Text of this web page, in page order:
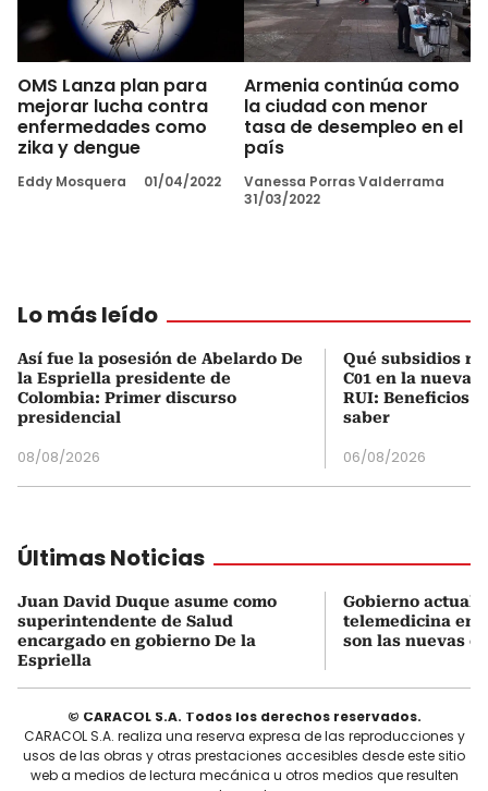
OMS Lanza plan para
mejorar lucha contra
enfermedades como
zika y dengue
Eddy Mosquera 01/04/2022
Armenia continúa como
la ciudad con menor
tasa de desempleo en el
país
Vanessa Porras Valderrama
31/03/2022
Lo más leído
Así fue la posesión de Abelardo De
la Espriella presidente de
Colombia: Primer discurso
presidencial
08/08/2026
Qué subsidios
C01 en la nueva
RUI: Beneficios
saber
06/08/2026
Últimas Noticias
Juan David Duque asume como
superintendente de Salud
encargado en gobierno De la
Espriella
Gobierno
telemedicina en
son las nuevas
© CARACOL S.A. Todos los derechos reservados.
CARACOL S.A. realiza una reserva expresa de las reproducciones y
usos de las obras y otras prestaciones accesibles desde este sitio
web a medios de lectura mecánica u otros medios que resulten